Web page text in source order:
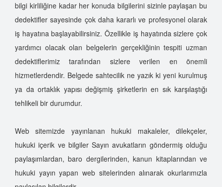
bilgi kirliliğine kadar her konuda bilgilerini sizinle paylaşan bu
dedektifler sayesinde çok daha kararlı ve profesyonel olarak
iş hayatına başlayabilirsiniz. Özellikle iş hayatında sizlere çok
yardımcı olacak olan belgelerin gerçekliğinin tespiti uzman
dedektiflerimiz tarafından sizlere verilen en önemli
hizmetlerdendir. Belgede sahtecilik ne yazık ki yeni kurulmuş
ya da ortaklık yapısı değişmiş şirketlerin en sık karşılaştığı
tehlikeli bir durumdur.
Web sitemizde yayınlanan hukuki makaleler, dilekçeler,
hukuki içerik ve bilgiler Sayın avukatların göndermiş olduğu
paylaşımlardan, baro dergilerinden, kanun kitaplarından ve
hukuki yayın yapan web sitelerinden alınarak okurlarımızla